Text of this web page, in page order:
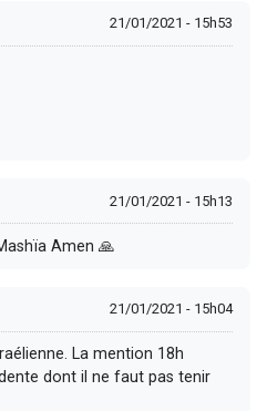
21/01/2021 - 15h53
21/01/2021 - 15h13
Amen 🙏
21/01/2021 - 15h04
La mention 18h
dont il ne faut pas tenir